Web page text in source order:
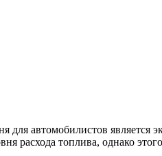
автомобилистов является
расхода топлива, однако